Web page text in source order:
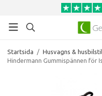
Startsida / Husvagns &
Hindermann Gummispännen för